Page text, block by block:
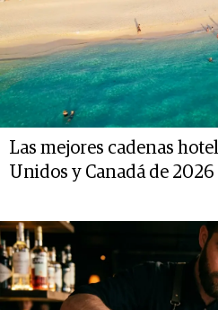
Las mejores cadenas
Unidos y Canadá de 2026